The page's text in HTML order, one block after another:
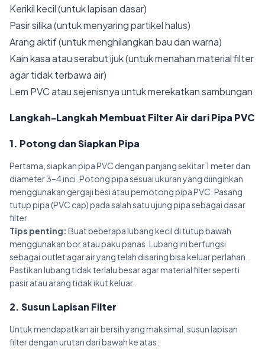
Kerikil kecil (untuk lapisan dasar)
Pasir silika (untuk menyaring partikel halus)
Arang aktif (untuk menghilangkan bau dan warna)
Kain kasa atau serabut ijuk (untuk menahan material filter
agar tidak terbawa air)
Lem PVC atau sejenisnya untuk merekatkan sambungan
Langkah-Langkah Membuat Filter Air dari Pipa PVC
1. Potong dan Siapkan Pipa
Pertama, siapkan pipa PVC dengan panjang sekitar 1 meter dan
diameter 3–4 inci. Potong pipa sesuai ukuran yang diinginkan
menggunakan gergaji besi atau pemotong pipa PVC. Pasang
tutup pipa (PVC cap) pada salah satu ujung pipa sebagai dasar
filter.
Tips penting: Buat beberapa lubang kecil di tutup bawah
menggunakan bor atau paku panas. Lubang ini berfungsi
sebagai outlet agar air yang telah disaring bisa keluar perlahan.
Pastikan lubang tidak terlalu besar agar material filter seperti
pasir atau arang tidak ikut keluar.
2. Susun Lapisan Filter
Untuk mendapatkan air bersih yang maksimal, susun lapisan
filter dengan urutan dari bawah ke atas: